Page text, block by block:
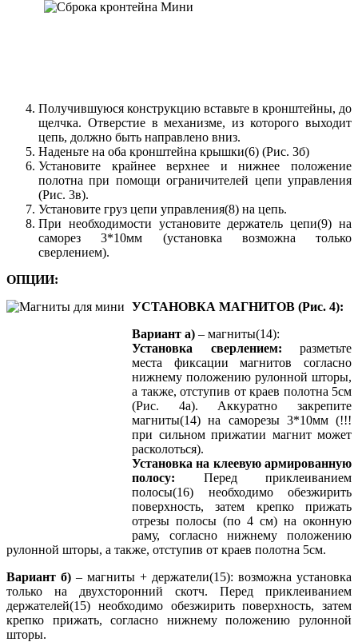
Получившуюся конструкцию вставьте в кронштейны, до
щелчка. Отверстие в механизме, из которого выходит
цепь, должно быть направлено вниз.
Наденьте на оба кронштейна крышки(6) (Рис. 3б)
Установите крайнее верхнее и нижнее положение
полотна при помощи ограничителей цепи управления
(Рис. 3в).
Установите груз цепи управления(8) на цепь.
При необходимости установите держатель цепи(9) на
саморез 3*10мм (установка возможна только
сверлением).
ОПЦИИ:
УСТАНОВКА МАГНИТОВ (Рис. 4):
Вариант а) – магниты(14):
Установка сверлением: разметьте
места фиксации магнитов согласно
нижнему положению рулонной шторы,
а также, отступив от краев полотна 5см
(Рис. 4а). Аккуратно закрепите
магниты(14) на саморезы 3*10мм (!!!
при сильном прижатии магнит может
расколоться).
Установка на клеевую армированную
полосу: Перед приклеиванием
полосы(16) необходимо обезжирить
поверхность, затем крепко прижать
отрезы полосы (по 4 см) на оконную
раму, согласно нижнему положению
рулонной шторы, а также, отступив от краев полотна 5см.
Вариант б) – магниты + держатели(15): возможна установка
только на двухсторонний скотч. Перед приклеиванием
держателей(15) необходимо обезжирить поверхность, затем
крепко прижать, согласно нижнему положению рулонной
шторы.